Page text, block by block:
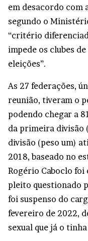
em desacordo com
segundo o
“critério
impede os clubes
eleições”.
As 27 federações,
reunião, tiveram o
podendo chegar a
da primeira divisão
divisão (peso um)
2018, baseado no
Rogério Caboclo foi
pleito questionado
foi suspenso do
fevereiro de 2022,
sexual que já o